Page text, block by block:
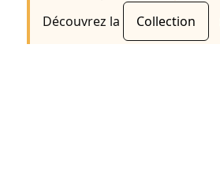
Découvrez la
Collection